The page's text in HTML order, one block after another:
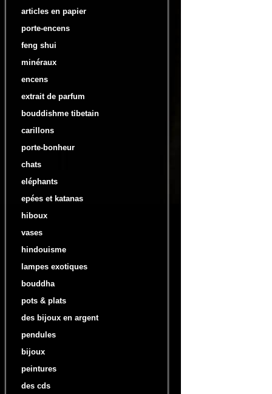
articles en papier
porte-encens
feng shui
minéraux
encens
extrait de parfum
bouddishme tibetain
carillons
porte-bonheur
chats
eléphants
epées et katanas
hiboux
vases
hindouisme
lampes exotiques
bouddha
pots & plats
des bijoux en argent
pendules
bijoux
peintures
des cds